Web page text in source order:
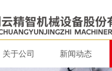
关于公司 新闻动态